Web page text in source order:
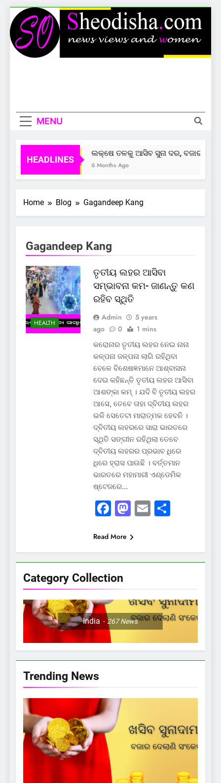
Skip
to
content
MENU
HEADLINES
ଲକ୍ଷେ ତଳକୁ ଆସିବ ସୁନା ଦର, ବଜାର
6 Months Ago
Home Blog Gagandeep Kang
Category Collection
India 267News
Gagandeep Kang
HEALTH
ତୃତୀୟ ଲହର ଆସିବା
ସମ୍ଭାବନା କମ- ଜାଣନ୍ତୁ କଣ
ରହିବ ସ୍ଥିତି
Admin
5 years
ago
0 1 mins
କରୋନାର ତୃତୀୟ ଲହର ନେଇ ନାନା
କଳ୍ପନା ଜଳ୍ପନା ଲାଗି ରହିଥିବା
ବେଳେ ବିଶେଷଜ୍ଞମାନେ ଆଶ୍ବାସନା
ଦେଇ କହିଛନ୍ତି ତୃତୀୟ ଲହର ଆସିବା
ଆଶଙ୍କା କମ୍ । ଯଦି ବି ତୃତୀୟ ଲହର
ଆସେ, ତେବେ ତାହା ଦ୍ବିତୀୟ ଲହର
ଭଳି ସେତେଟା ମାରାତ୍ମକ ହେବନି ।
ଦ୍ବିତୀୟ ଲହରରେ ସାରା ଭାରତରେ
ସ୍ଥିତି ସଙ୍ଗୀନ ରହିଥିଲା ତେବେ
ଦ୍ବିତୀୟ ଲହରର ପ୍ରଭାବ ଧିରେ
ଧିରେ ହ୍ରାସ ପାଉଛି । ବର୍ତ୍ତମାନ
ଭାରତରେ ମହାମାରୀ ଏଣ୍ଡେମିକ
ଷ୍ଟେଜରେ…
Facebook
Mastodon
EmailShare
Read More
Trending News